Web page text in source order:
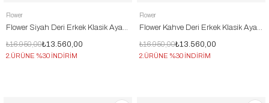
Flower
Flower Siyah Deri Erkek Klasik Ayakkabı
₺13.560,00
₺16.950,00
2.ÜRÜNE %30 İNDİRİM
Flower
Flower Kahve Deri Erkek Klasik Ayakkabı
₺13.560,00
₺16.950,00
2.ÜRÜNE %30 İNDİRİM